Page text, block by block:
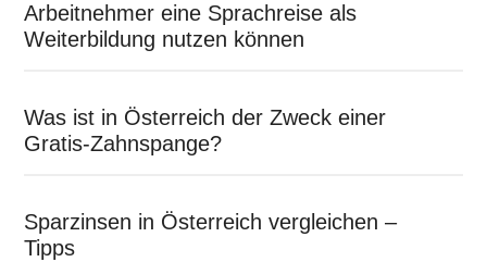
Arbeitnehmer eine Sprachreise als
Weiterbildung nutzen können
Was ist in Österreich der Zweck einer
Gratis-Zahnspange?
Sparzinsen in Österreich vergleichen –
Tipps